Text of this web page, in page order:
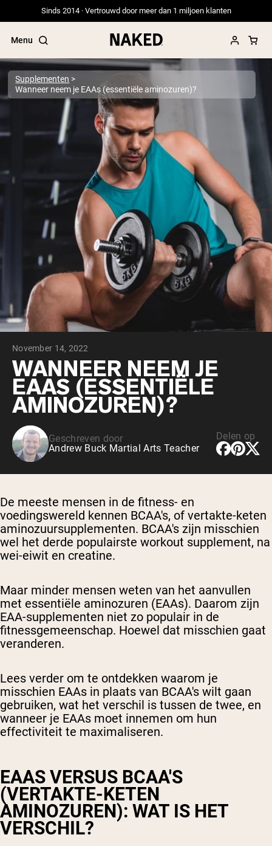
Sinds 2014 · Vertrouwd door meer dan 1 miljoen klanten
Menu
Populaire Zoektermen
”Protein Powder“
”Vegan protein“
”Collagen“
”Micellar Casein“
PROTEIN POWDERSBest Seller
Erwteneiwit
Grasgevoerd Wei Eiwit Poeder
Collageenpeptiden
Chocolade Grasgevoerde Wei
Vanille grasgevoerde wei
Weidegevoerde wei
Shop All Protein Powders
VEGAN PROTEIN
Erwteneiwit
Supplementen
Wanneer neem je EAAs (essentiële aminozuren)?
November 14, 2022
WANNEER NEEM JE
EAAS (ESSENTIËLE
AMINOZUREN)?
Geschreven door
Andrew Buck Martial Arts Teacher
Delen op
De meeste mensen in de fitness- en
voedingswereld kennen BCAA's, of vertakte-keten
aminozuursupplementen. BCAA's zijn misschien
wel het derde populairste workout supplement, na
wei-eiwit en creatine.
Maar minder mensen weten van het aanvullen
met essentiële aminozuren (EAAs). Daarom zijn
EAA-supplementen niet zo populair in de
fitnessgemeenschap. Hoewel dat misschien gaat
veranderen.
Lees verder om te ontdekken waarom je
misschien EAAs in plaats van BCAA's wilt gaan
gebruiken, wat het verschil is tussen de twee, en
wanneer je EAAs moet innemen om hun
effectiviteit te maximaliseren.
EAAS VERSUS BCAA'S
(VERTAKTE-KETEN
AMINOZUREN): WAT IS HET
VERSCHIL?